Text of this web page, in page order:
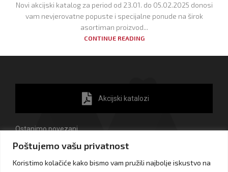
Poštujemo vašu privatnost
Koristimo kolačiće kako bismo vam pružili najbolje iskustvo na
Novi akcijski katalog za period od 23.01. do 05.02.2025 donosi
vam nevjerovatne popuste i specijalne ponude na širok
asortiman proizvod...
CONTINUE READING
Ostanimo povezani
Akcijski katalozi